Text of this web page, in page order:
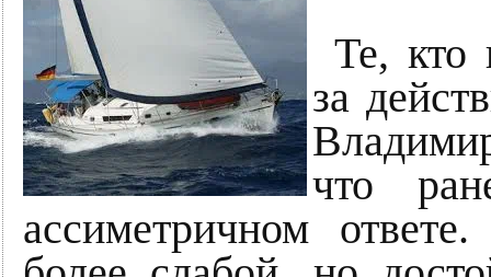
Те, кто
за
что
ассиметричном